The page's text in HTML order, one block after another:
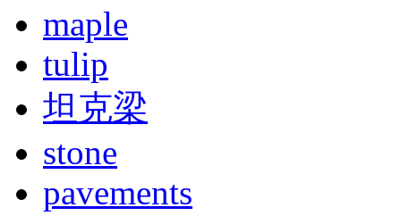
maple
tulip
坦克梁
stone
pavements